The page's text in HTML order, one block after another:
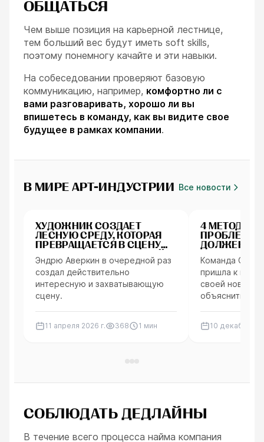
ОБЩАТЬСЯ
Чем выше позиция на карьерной лестнице,
тем больший вес будут иметь soft skills,
поэтому понемногу качайте и эти навыки.
На собеседовании проверяют базовую
коммуникацию, например, комфортно ли с
вами разговаривать, хорошо ли вы
впишетесь в команду, как вы видите свое
будущее в рамках компании.
В МИРЕ АРТ-ИНДУСТРИИ Все новости
Арт окружения
ХУДОЖНИК СОЗДАЁТ
ЛЕСНУЮ СРЕДУ, КОТОРАЯ
ПРЕВРАЩАЕТСЯ В СЦЕНУ
КИНЕМАТОГРАФИЧЕСКОЙ
ФАНТАЗИИ
Эндрю Аверкин в очередной раз
создал действительно
интересную и захватывающую
сцену.
11 апреля 2026 г. 368 1 мин
Интервью
4 МЕТОДА
ПРОБЛЕМ,
ДОЛЖЕН
ИНДИ-
Команда
пришла к нам,
своей новой
объяснить,
проблем,
10 декабря
СОБЛЮДАТЬ ДЕДЛАЙНЫ
В течение всего процесса найма компания